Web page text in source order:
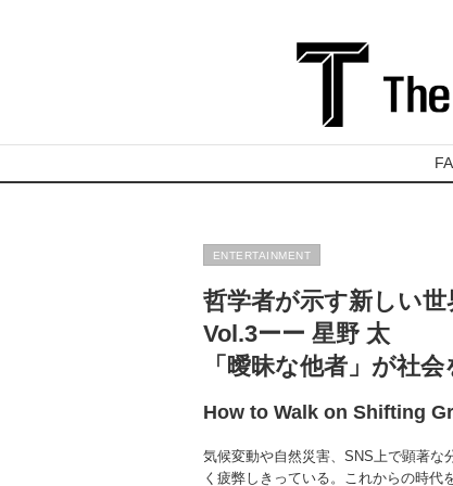
ENTERTAINMENT
哲学者が示す新しい世
Vol.3ーー 星野 太
「曖昧な他者」が社
How to Walk on Shifting
気候変動や自然災害、SNS上で顕著な
く疲弊しきっている。これからの時